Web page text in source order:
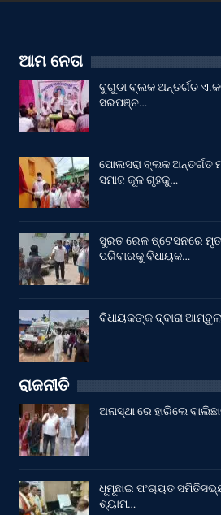
ଆମ ନେତା
ବୁଗୁଡା ବ୍ଲକ ଅନ୍ତର୍ଗତ
ସରପଞ୍ଚ…
ପୋଲସରା ବ୍ଲକ ଅନ୍ତର୍ଗତ
ସମାଜ କୂଳ ଗୃହକୁ…
ସୁରତ ରେଳ ଷ୍ଟେସନରେ
ପରିବାରକୁ ବିଧାୟକ…
ବିଧାୟକଙ୍କ ଦ୍ବାରା
ରାଜନୀତି
ଅନାସ୍ଥା ରେ ହାରିଲେ
ଧୂମୂଛାଇ ପଂଚାୟତ
ଶ୍ୟାମ…